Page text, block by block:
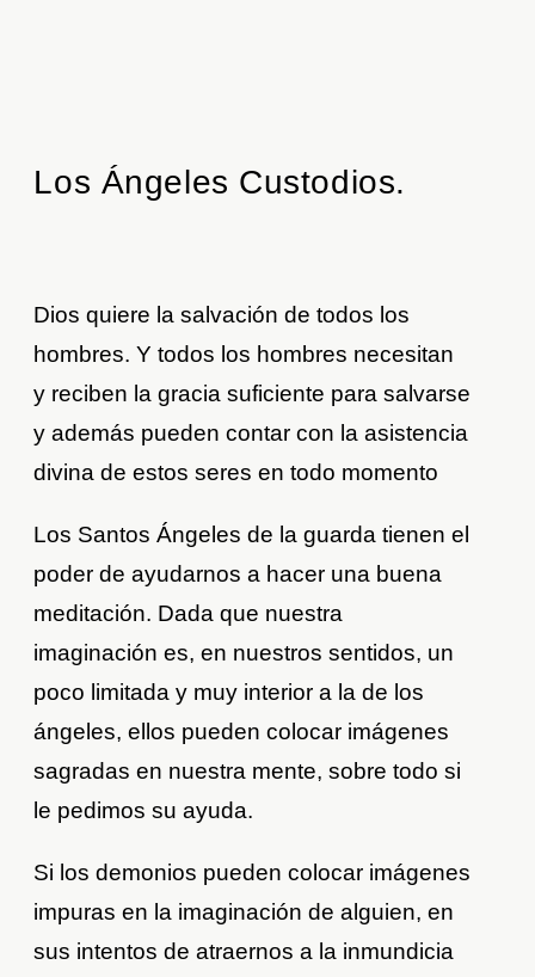
Los Ángeles Custodios.
Dios quiere la salvación de todos los
hombres. Y todos los hombres necesitan
y reciben la gracia suficiente para salvarse
y además pueden contar con la asistencia
divina de estos seres en todo momento
Los Santos Ángeles de la guarda tienen el
poder de ayudarnos a hacer una buena
meditación. Dada que nuestra
imaginación es, en nuestros sentidos, un
poco limitada y muy interior a la de los
ángeles, ellos pueden colocar imágenes
sagradas en nuestra mente, sobre todo si
le pedimos su ayuda.
Si los demonios pueden colocar imágenes
impuras en la imaginación de alguien, en
sus intentos de atraernos a la inmundicia